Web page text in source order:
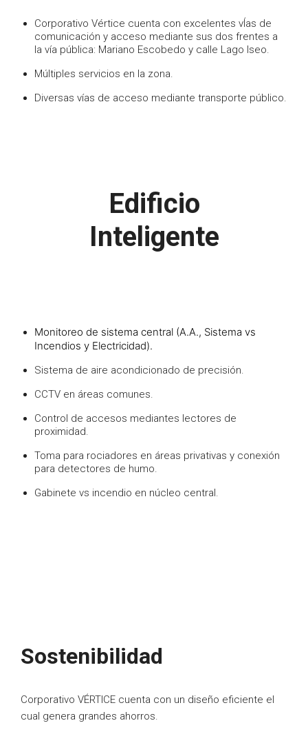
Corporativo Vértice cuenta con excelentes vÍas de
comunicación y acceso mediante sus dos frentes a
la vía pública: Mariano Escobedo y calle Lago Iseo.
Múltiples servicios en la zona.
Diversas vías de acceso mediante transporte público.
Edificio
Inteligente
Monitoreo de sistema central (A.A., Sistema vs
Incendios y Electricidad).
Sistema de aire acondicionado de precisión.
CCTV en áreas comunes.
Control de accesos mediantes lectores de
proximidad.
Toma para rociadores en áreas privativas y conexión
para detectores de humo.
Gabinete vs incendio en núcleo central.
Sostenibilidad
Corporativo VÉRTICE cuenta con un diseño eficiente el
cual genera grandes ahorros.